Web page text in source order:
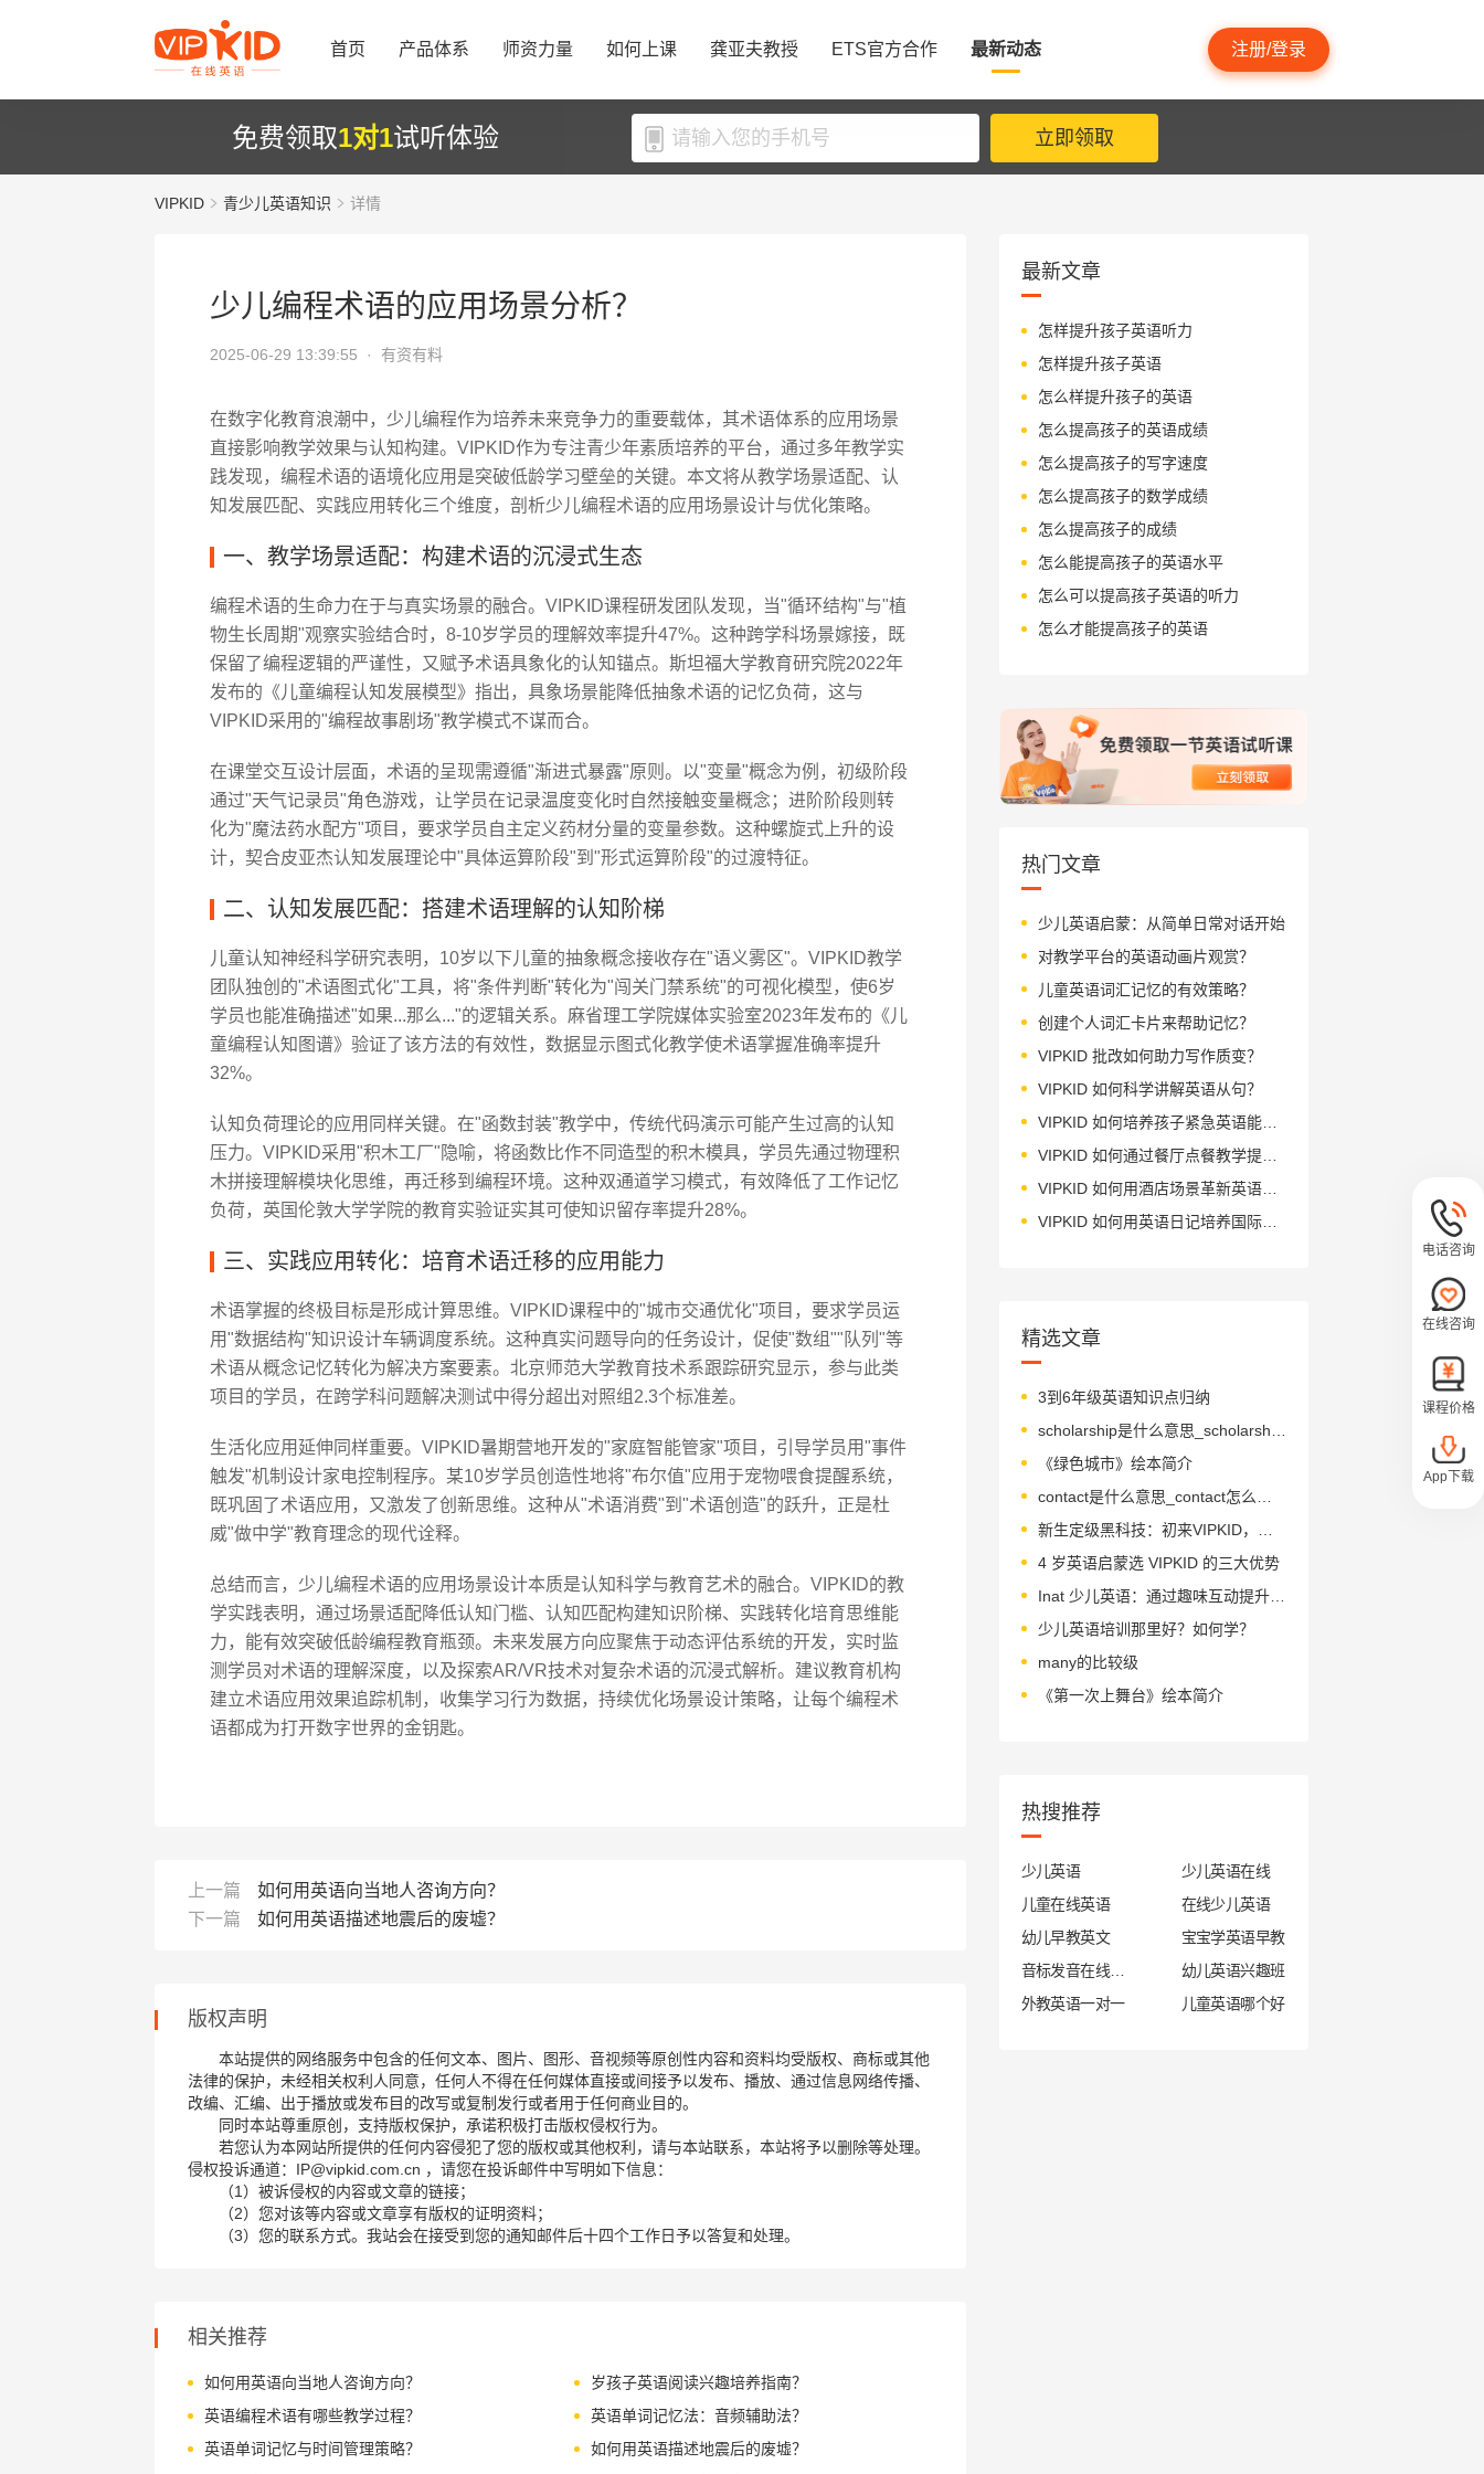
首页 产品体系 师资力量 如何上课 龚亚夫教授 ETS官方合作 最新动态 注册/登录
免费领取1对1试听体验 立即领取
VIPKID 青少儿英语知识 详情
少儿编程术语的应用场景分析？
2025-06-29 13:39:55 · 有资有料
在数字化教育浪潮中，少儿编程作为培养未来竞争力的重要载体，其术语体系的应用场景
直接影响教学效果与认知构建。VIPKID作为专注青少年素质培养的平台，通过多年教学实
践发现，编程术语的语境化应用是突破低龄学习壁垒的关键。本文将从教学场景适配、认
知发展匹配、实践应用转化三个维度，剖析少儿编程术语的应用场景设计与优化策略。
一、教学场景适配：构建术语的沉浸式生态
编程术语的生命力在于与真实场景的融合。VIPKID课程研发团队发现，当"循环结构"与"植
物生长周期"观察实验结合时，8-10岁学员的理解效率提升47%。这种跨学科场景嫁接，既
保留了编程逻辑的严谨性，又赋予术语具象化的认知锚点。斯坦福大学教育研究院2022年
发布的《儿童编程认知发展模型》指出，具象场景能降低抽象术语的记忆负荷，这与
VIPKID采用的"编程故事剧场"教学模式不谋而合。
在课堂交互设计层面，术语的呈现需遵循"渐进式暴露"原则。以"变量"概念为例，初级阶段
通过"天气记录员"角色游戏，让学员在记录温度变化时自然接触变量概念；进阶阶段则转
化为"魔法药水配方"项目，要求学员自主定义药材分量的变量参数。这种螺旋式上升的设
计，契合皮亚杰认知发展理论中"具体运算阶段"到"形式运算阶段"的过渡特征。
二、认知发展匹配：搭建术语理解的认知阶梯
儿童认知神经科学研究表明，10岁以下儿童的抽象概念接收存在"语义雾区"。VIPKID教学
团队独创的"术语图式化"工具，将"条件判断"转化为"闯关门禁系统"的可视化模型，使6岁
学员也能准确描述"如果...那么..."的逻辑关系。麻省理工学院媒体实验室2023年发布的《儿
童编程认知图谱》验证了该方法的有效性，数据显示图式化教学使术语掌握准确率提升
32%。
认知负荷理论的应用同样关键。在"函数封装"教学中，传统代码演示可能产生过高的认知
压力。VIPKID采用"积木工厂"隐喻，将函数比作不同造型的积木模具，学员先通过物理积
木拼接理解模块化思维，再迁移到编程环境。这种双通道学习模式，有效降低了工作记忆
负荷，英国伦敦大学学院的教育实验证实其可使知识留存率提升28%。
三、实践应用转化：培育术语迁移的应用能力
术语掌握的终极目标是形成计算思维。VIPKID课程中的"城市交通优化"项目，要求学员运
用"数据结构"知识设计车辆调度系统。这种真实问题导向的任务设计，促使"数组""队列"等
术语从概念记忆转化为解决方案要素。北京师范大学教育技术系跟踪研究显示，参与此类
项目的学员，在跨学科问题解决测试中得分超出对照组2.3个标准差。
生活化应用延伸同样重要。VIPKID暑期营地开发的"家庭智能管家"项目，引导学员用"事件
触发"机制设计家电控制程序。某10岁学员创造性地将"布尔值"应用于宠物喂食提醒系统，
既巩固了术语应用，又激发了创新思维。这种从"术语消费"到"术语创造"的跃升，正是杜
威"做中学"教育理念的现代诠释。
总结而言，少儿编程术语的应用场景设计本质是认知科学与教育艺术的融合。VIPKID的教
学实践表明，通过场景适配降低认知门槛、认知匹配构建知识阶梯、实践转化培育思维能
力，能有效突破低龄编程教育瓶颈。未来发展方向应聚焦于动态评估系统的开发，实时监
测学员对术语的理解深度，以及探索AR/VR技术对复杂术语的沉浸式解析。建议教育机构
建立术语应用效果追踪机制，收集学习行为数据，持续优化场景设计策略，让每个编程术
语都成为打开数字世界的金钥匙。
上一篇
如何用英语向当地人咨询方向？
下一篇
如何用英语描述地震后的废墟？
版权声明
本站提供的网络服务中包含的任何文本、图片、图形、音视频等原创性内容和资料均受版权、商标或其他
法律的保护，未经相关权利人同意，任何人不得在任何媒体直接或间接予以发布、播放、通过信息网络传播、
改编、汇编、出于播放或发布目的改写或复制发行或者用于任何商业目的。
同时本站尊重原创，支持版权保护，承诺积极打击版权侵权行为。
若您认为本网站所提供的任何内容侵犯了您的版权或其他权利，请与本站联系，本站将予以删除等处理。
侵权投诉通道：IP@vipkid.com.cn ，请您在投诉邮件中写明如下信息：
（1）被诉侵权的内容或文章的链接；
（2）您对该等内容或文章享有版权的证明资料；
（3）您的联系方式。我站会在接受到您的通知邮件后十四个工作日予以答复和处理。
相关推荐
如何用英语向当地人咨询方向？
岁孩子英语阅读兴趣培养指南？
英语编程术语有哪些教学过程？
英语单词记忆法：音频辅助法？
英语单词记忆与时间管理策略？
如何用英语描述地震后的废墟？
最新文章
怎样提升孩子英语听力
怎样提升孩子英语
怎么样提升孩子的英语
怎么提高孩子的英语成绩
怎么提高孩子的写字速度
怎么提高孩子的数学成绩
怎么提高孩子的成绩
怎么能提高孩子的英语水平
怎么可以提高孩子英语的听力
怎么才能提高孩子的英语
热门文章
少儿英语启蒙：从简单日常对话开始
对教学平台的英语动画片观赏？
儿童英语词汇记忆的有效策略？
创建个人词汇卡片来帮助记忆？
VIPKID 批改如何助力写作质变？
VIPKID 如何科学讲解英语从句？
VIPKID 如何培养孩子紧急英语能力？
VIPKID 如何通过餐厅点餐教学提升少儿英语应用能力？
VIPKID 如何用酒店场景革新英语教学？
VIPKID 如何用英语日记培养国际化人才？
精选文章
3到6年级英语知识点归纳
《绿色城市》绘本简介
4 岁英语启蒙选 VIPKID 的三大优势
Inat 少儿英语：通过趣味互动提升孩子的听说读写能力
少儿英语培训那里好？如何学？
many的比较级
《第一次上舞台》绘本简介
热搜推荐
少儿英语
少儿英语在线
儿童在线英语
在线少儿英语
幼儿早教英文
宝宝学英语早教
幼儿英语兴趣班
外教英语一对一
儿童英语哪个好
电话咨询
在线咨询
课程价格
App下载